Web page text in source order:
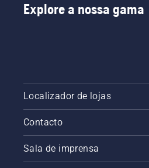
Explore a nossa gama
Localizador de lojas
Contacto
Sala de imprensa